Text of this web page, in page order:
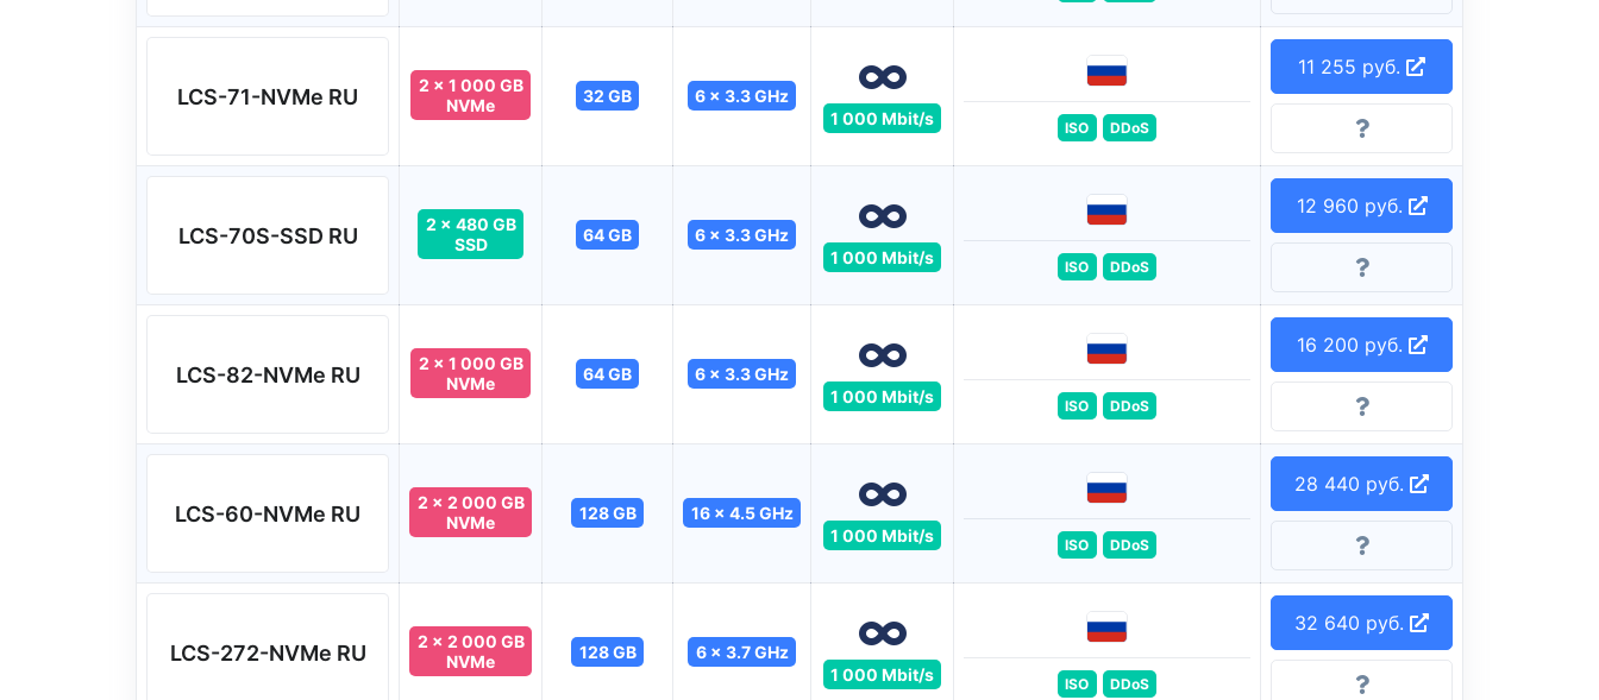
LCS-71-NVMe RU
2 x 1 000 GB
NVMe
32 GB
6 x 3.3 GHz
1 000 Mbit/s
ISO DDoS
11 255 руб.
LCS-70S-SSD RU
2 x 480 GB
SSD
64 GB
6 x 3.3 GHz
1 000 Mbit/s
ISO DDoS
12 960 руб.
LCS-82-NVMe RU
2 x 1 000 GB
NVMe
64 GB
6 x 3.3 GHz
1 000 Mbit/s
ISO DDoS
16 200 руб.
LCS-60-NVMe RU
2 x 2 000 GB
NVMe
128 GB
16 x 4.5 GHz
1 000 Mbit/s
ISO DDoS
28 440 руб.
LCS-272-NVMe RU
2 x 2 000 GB
NVMe
128 GB
6 x 3.7 GHz
1 000 Mbit/s
ISO DDoS
32 640 руб.